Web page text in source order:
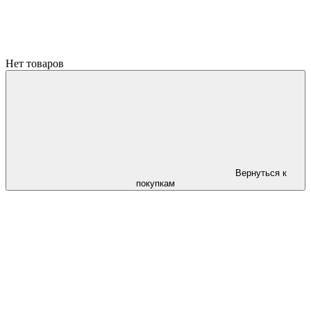
Нет товаров
Вернуться к
покупкам